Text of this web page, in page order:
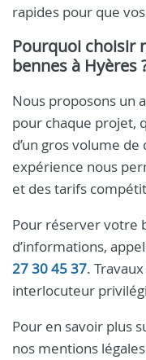
rapides pour que
Pourquoi choisir
bennes à Hyères
Nous proposons un
pour chaque projet,
d’un gros volume
expérience nous
et des tarifs
Pour réserver votre
d’informations,
27 30 45 37.
interlocuteur
Pour en savoir plus
nos mentions